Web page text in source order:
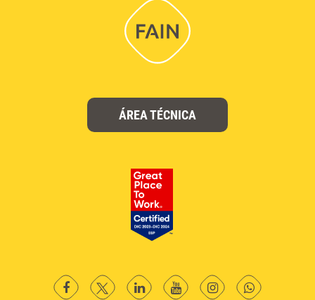
ÁREA TÉCNICA
facebooktwitter LinkedinYouTubeinstagramWhatsapp